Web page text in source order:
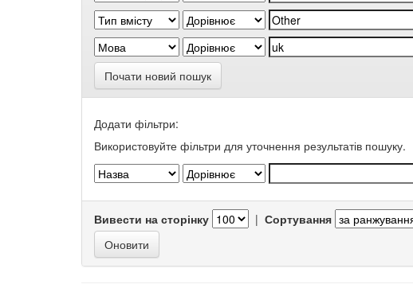
Почати новий пошук
Додати фільтри:
Використовуйте фільтри для уточнення результатів пошуку.
Вивести на сторінку | Сортування